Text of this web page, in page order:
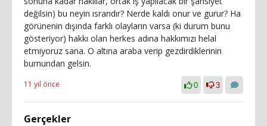
değilsin) bu neyin ısrarıdır? Nerde kaldı onur ve gurur? Ha
görünenin dışında farklı olayların varsa (ki durum bunu
gösteriyor) hakkı olan herkes adına hakkımızı helal
etmiyoruz sana. O altına araba verip gezdirdiklerinin
burnundan gelsin.
11 yıl önce 0 3
Gerçekler